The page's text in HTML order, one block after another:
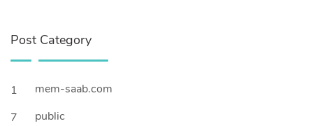
Post Category
1
mem-saab.com
7
public